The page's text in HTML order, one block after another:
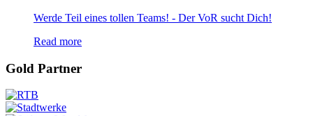
Werde Teil eines tollen Teams! - Der VoR sucht Dich!
Read more
Gold Partner